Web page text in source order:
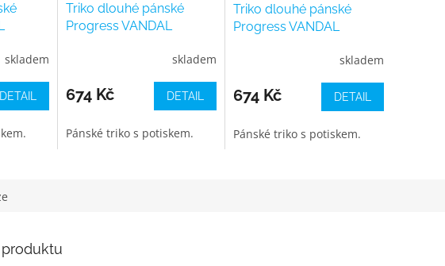
skladem
DETAIL
Triko dlouhé pánské
Progress VANDAL
skladem
674 Kč DETAIL
Pánské triko s potiskem.
Triko dlouhé pánské
Progress VANDAL
skladem
674 Kč DETAIL
Pánské triko s potiskem.